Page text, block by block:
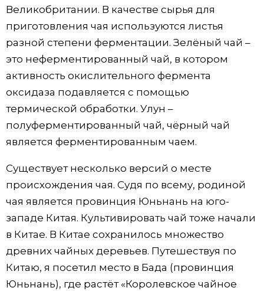
Великобритании. В качестве сырья для
приготовления чая используются листья
разной степени ферментации. Зелёный чай –
это неферментированный чай, в котором
активность окислительного фермента
оксидаза подавляется с помощью
термической обработки. Улун –
полуферментированный чай, чёрный чай
является ферментированным чаем.
Существует несколько версий о месте
происхождения чая. Судя по всему, родиной
чая является провинция Юньнань на юго-
западе Китая. Культивировать чай тоже начали
в Китае. В Китае сохранилось множество
древних чайных деревьев. Путешествуя по
Китаю, я посетил место в Бада (провинция
Юньнань), где растёт «Королевское чайное